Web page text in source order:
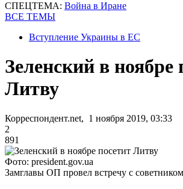
СПЕЦТЕМА: Война в Иране
ВСЕ ТЕМЫ
Вступление Украины в ЕС
Зеленский в ноябре
Литву
Корреспондент.net, 1 ноября 2019, 03:33
2
891
Фото: president.gov.ua
Замглавы ОП провел встречу с